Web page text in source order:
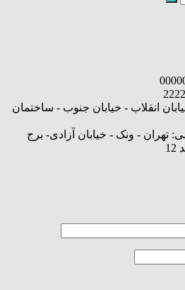
انقلاب - خیابان جنوب - ساختمان
تهران - ونک - خیابان آزادی- برج